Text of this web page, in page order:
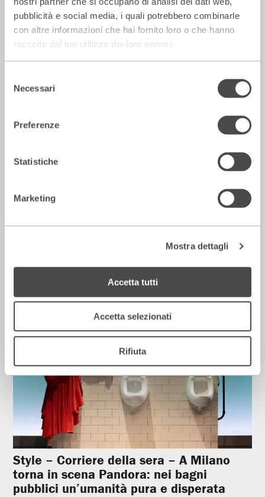
pubblicità e social media, i quali potrebbero combinarle
con altre informazioni che hai fornito loro o che hanno
raccolto dal tuo utilizzo dei loro servizi.
delNecessari
Preferenze
Statistiche
Marketing
Mostra dettagli
Accetta tutti
Accetta selezionati
Rifiuta
strada secondo Raffaele Viviani
14 Luglio 2026
Corriere della sera – Io, tra Ferragni e
Rassegna Stampa
Style – Corriere della sera – A Milano
torna in scena Pandora: nei bagni
pubblici un’umanità pura e disperata